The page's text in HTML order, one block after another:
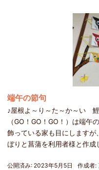
端午の節句
♪屋根よ～り～た～か～い
（GO！GO！GO！）は端午
飾っている家も目にします
ぼりと菖蒲を利用者様と作成
公開済み: 2023年5月5日 作成者: